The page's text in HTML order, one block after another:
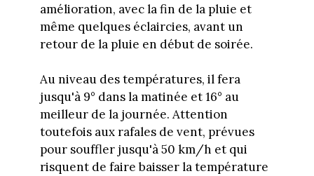
amélioration, avec la fin de la pluie et
même quelques éclaircies, avant un
retour de la pluie en début de soirée.
Au niveau des températures, il fera
jusqu'à 9° dans la matinée et 16° au
meilleur de la journée. Attention
toutefois aux rafales de vent, prévues
pour souffler jusqu'à 50 km/h et qui
risquent de faire baisser la température